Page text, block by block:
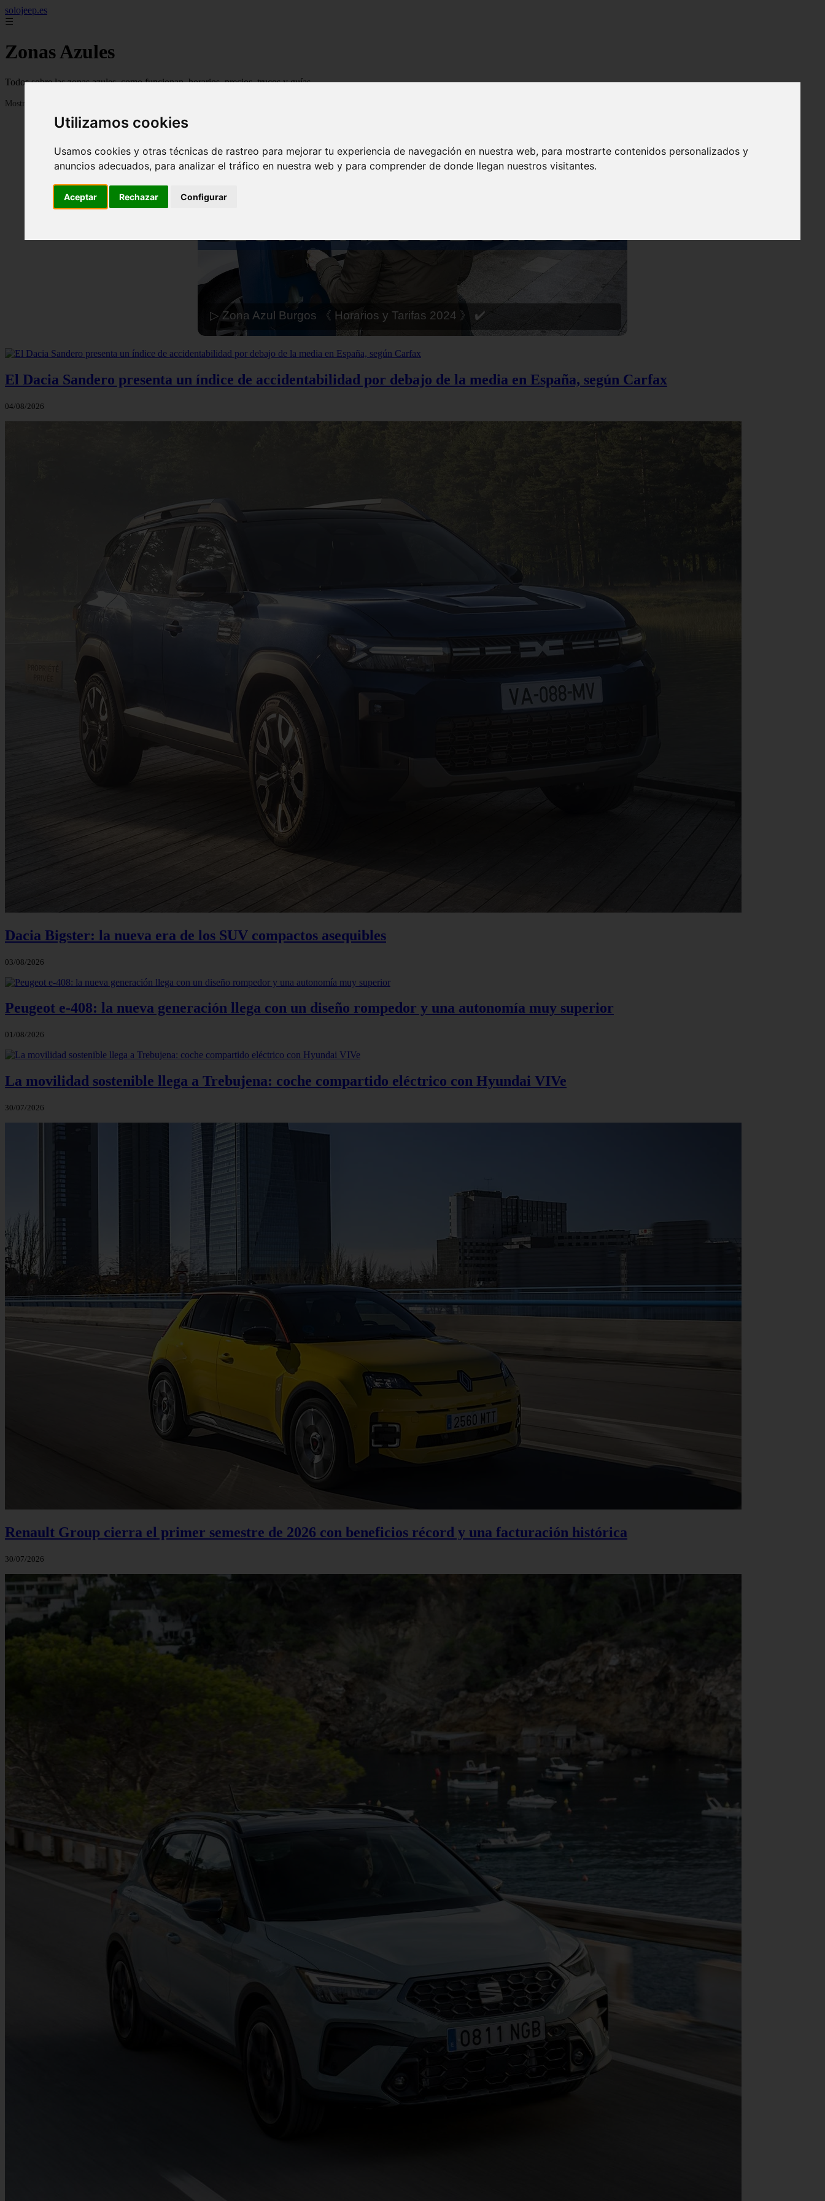
Utilizamos cookies
Usamos cookies y otras técnicas de rastreo para mejorar tu experiencia de navegación en nuestra web, para mostrarte contenidos personalizados y
anuncios adecuados, para analizar el tráfico en nuestra web y para comprender de donde llegan nuestros visitantes.
Aceptar Rechazar Configurar
solojeep.es
☰
Zonas Azules
Todos sobre las zonas azules, como funcionan, horarios, precios, trucos y guías
Mostrando 1 - 24 de 3332 artículos
▷ Zona Azul Córdoba 《 Horarios y Tarifas 2024 》 ✔️
El Dacia Sandero presenta un índice de accidentabilidad por debajo de la media en España, según Carfax
04/08/2026
Dacia Bigster: la nueva era de los SUV compactos asequibles
03/08/2026
Peugeot e-408: la nueva generación llega con un diseño rompedor y una autonomía muy superior
01/08/2026
La movilidad sostenible llega a Trebujena: coche compartido eléctrico con Hyundai VIVe
30/07/2026
Renault Group cierra el primer semestre de 2026 con beneficios récord y una facturación histórica
30/07/2026